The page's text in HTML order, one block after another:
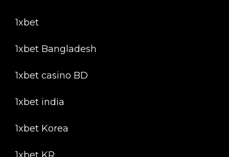
1xbet
1xbet Bangladesh
1xbet casino BD
1xbet india
1xbet Korea